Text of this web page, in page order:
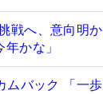
戦へ、意向
かな」
ムバック 「一